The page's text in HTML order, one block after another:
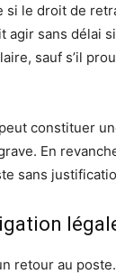
le droit de
agir sans délai
sauf s’il
constituer
En
sans
retour au